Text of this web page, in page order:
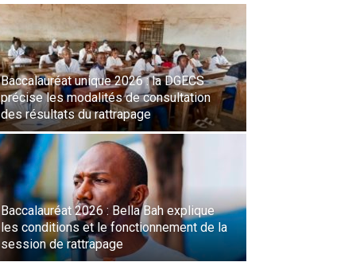
Baccalauréat unique 2026 : la DGECS
précise les modalités de consultation
des résultats du rattrapage
Baccalauréat 2026 : Bella Bah explique
les conditions et le fonctionnement de la
session de rattrapage